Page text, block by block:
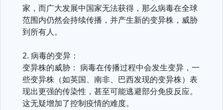
家，而广大发展中国家无法获得，那么病毒在全球
范围内仍然会持续传播，并产生新的变异株，威胁
到所有人。
2. 病毒的变异：
变异株的威胁： 病毒在传播过程中会发生变异，一
些变异株（如英国、南非、巴西发现的变异株）表
现出更强的传染性，甚至可能逃避部分免疫反应。
这无疑增加了控制疫情的难度。